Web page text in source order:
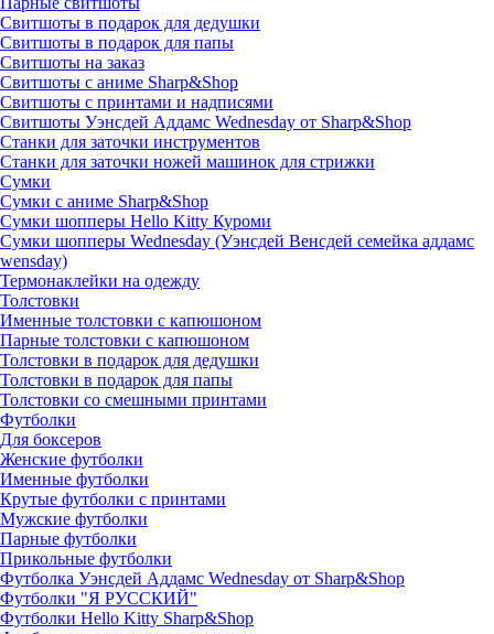
Свитшоты в подарок для дедушки
Свитшоты в подарок для папы
Свитшоты на заказ
Свитшоты с аниме Sharp&Shop
Свитшоты с принтами и надписями
Свитшоты Уэнсдей Аддамс Wednesday от Sharp&Shop
Станки для заточки инструментов
Станки для заточки ножей машинок для стрижки
Сумки
Сумки с аниме Sharp&Shop
Сумки шопперы Hello Kitty Куроми
Сумки шопперы Wednesday (Уэнсдей Венсдей семейка аддамс
wensday)
Термонаклейки на одежду
Толстовки
Именные толстовки с капюшоном
Парные толстовки с капюшоном
Толстовки в подарок для дедушки
Толстовки в подарок для папы
Толстовки со смешными принтами
Футболки
Для боксеров
Женские футболки
Именные футболки
Крутые футболки с принтами
Мужские футболки
Парные футболки
Прикольные футболки
Футболка Уэнсдей Аддамс Wednesday от Sharp&Shop
Футболки "Я РУССКИЙ"
Футболки Hello Kitty Sharp&Shop